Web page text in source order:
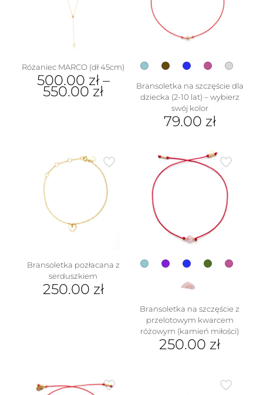
można
wybrać
na
produktu
Różaniec MARCO (dł 45cm)
500.00 zł–
550.00 zł
Opcje
można
produktu
Bransoletka na szczęście dla
dziecka (2-10 lat) – wybierz
swój kolor
79.00 zł
ma
wiele
wariantów.
stronie
Bransoletka pozłacana z
serduszkiem
250.00 zł
Bransoletka na szczęście z
przelotowym kwarcem
różowym (kamień miłości)
250.00 zł